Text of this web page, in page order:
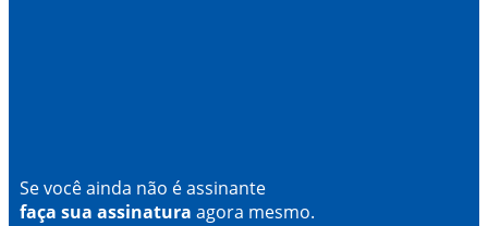
Se você ainda não é assinante
faça sua assinatura agora mesmo.